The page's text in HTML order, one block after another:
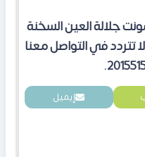
جلالة العين السخنة
تتردد في التواصل معنا
إيميل